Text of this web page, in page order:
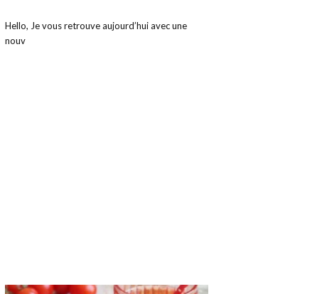
Hello, Je vous retrouve aujourd’hui avec une
nouv